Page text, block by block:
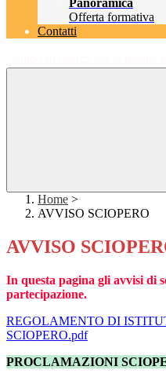
Panoramica
Offerta formativa
Contatti
Home >
AVVISO SCIOPERO
AVVISO
In questa pagina gli avvisi di
partecipazione.
REGOLAMENTO DI
SCIOPERO.pdf
PROCLAMAZIONI